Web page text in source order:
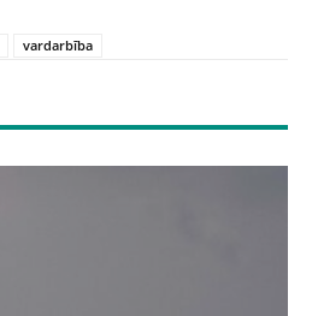
vardarbība